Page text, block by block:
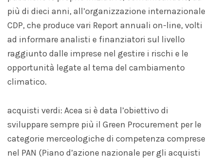
più di dieci anni, all’organizzazione internazionale
CDP, che produce vari Report annuali on-line, volti
ad informare analisti e finanziatori sul livello
raggiunto dalle imprese nel gestire i rischi e le
opportunità legate al tema del cambiamento
climatico.
acquisti verdi: Acea si è data l’obiettivo di
sviluppare sempre più il Green Procurement per le
categorie merceologiche di competenza comprese
nel PAN (Piano d’azione nazionale per gli acquisti